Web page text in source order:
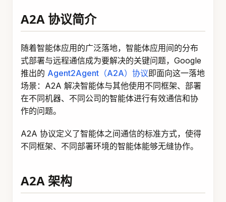
A2A 协议简介
随着智能体应用的广泛落地，智能体应用间的分布
式部署与远程通信成为要解决的关键问题，Google
推出的 Agent2Agent（A2A）协议即面向这一落地
场景：A2A 解决智能体与其他使用不同框架、部署
在不同机器、不同公司的智能体进行有效通信和协
作的问题。
A2A 协议定义了智能体之间通信的标准方式，使得
不同框架、不同部署环境的智能体能够无缝协作。
A2A 架构